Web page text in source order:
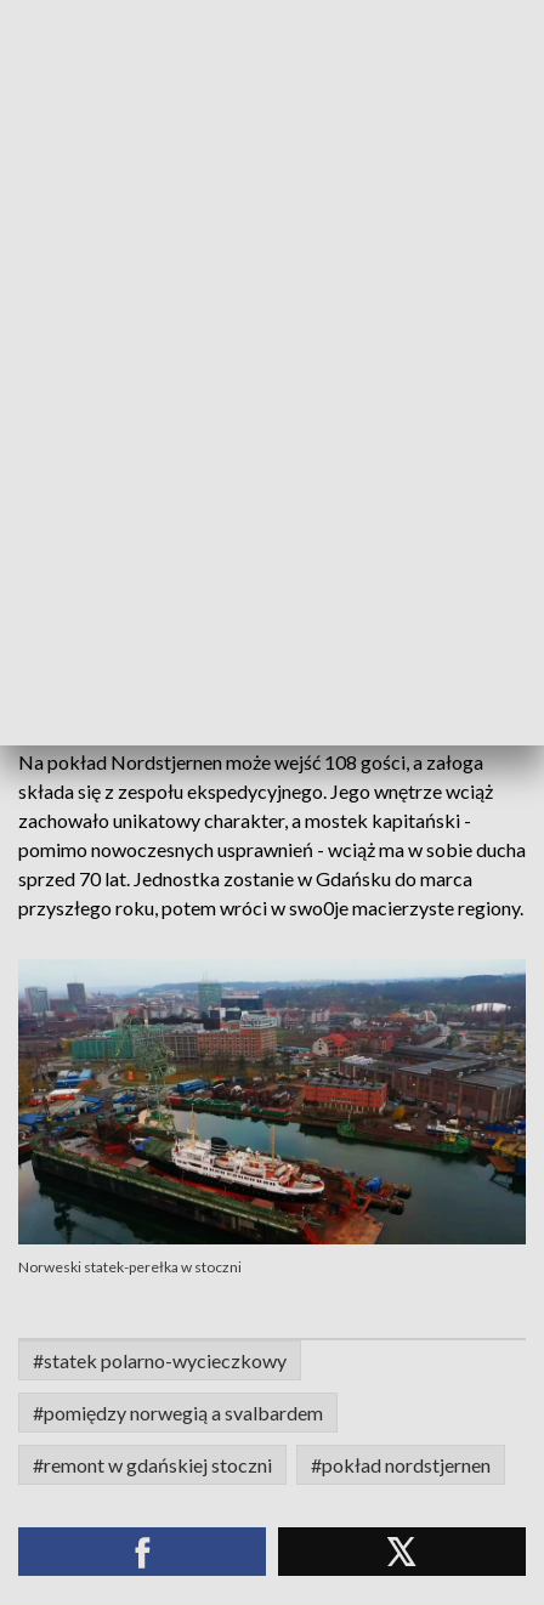
Na pokład Nordstjernen może wejść 108 gości, a załoga
składa się z zespołu ekspedycyjnego. Jego wnętrze wciąż
zachowało unikatowy charakter, a mostek kapitański -
pomimo nowoczesnych usprawnień - wciąż ma w sobie ducha
sprzed 70 lat. Jednostka zostanie w Gdańsku do marca
przyszłego roku, potem wróci w swo0je macierzyste regiony.
Norweski statek-perełka w stoczni
#statek polarno-wycieczkowy
#pomiędzy norwegią a svalbardem
#remont w gdańskiej stoczni #pokład nordstjernen